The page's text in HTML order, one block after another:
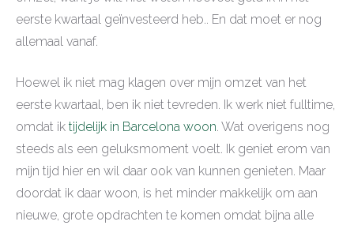
eerste kwartaal geïnvesteerd heb.. En dat moet er nog
allemaal vanaf.
Hoewel ik niet mag klagen over mijn omzet van het
eerste kwartaal, ben ik niet tevreden. Ik werk niet fulltime,
omdat ik tijdelijk in Barcelona woon. Wat overigens nog
steeds als een geluksmoment voelt. Ik geniet erom van
mijn tijd hier en wil daar ook van kunnen genieten. Maar
doordat ik daar woon, is het minder makkelijk om aan
nieuwe, grote opdrachten te komen omdat bijna alle